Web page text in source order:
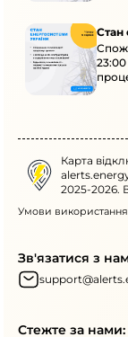
Стан
Карта
2025-2026.
Умови використання
Зв'язатися з
Стежте за нами: